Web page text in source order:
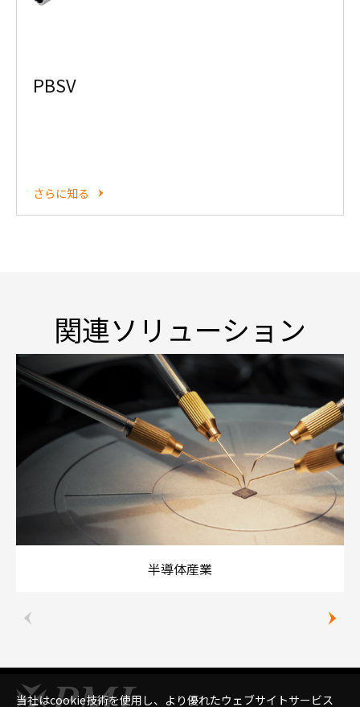
PBSV
さらに知る
関連ソリューション
半導体産業
当社はcookie技術を使用し、より優れたウェブサイトサービス